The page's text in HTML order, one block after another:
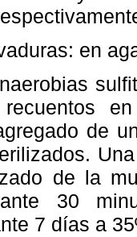
en
de
de la
30
7 días a